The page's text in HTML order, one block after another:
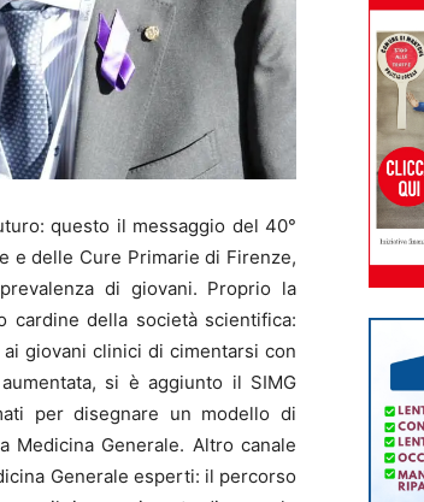
questo il messaggio del 40°
e delle Cure Primarie di Firenze,
di giovani. Proprio la
cardine della società scientifica:
giovani clinici di cimentarsi con
si è aggiunto il SIMG
per disegnare un modello di
Medicina Generale. Altro canale
Generale esperti: il percorso